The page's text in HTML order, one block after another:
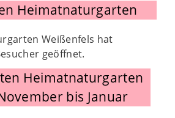
Heimatnaturgarten
Weißenfels hat
geöffnet.
Heimatnaturgarten
bis Januar